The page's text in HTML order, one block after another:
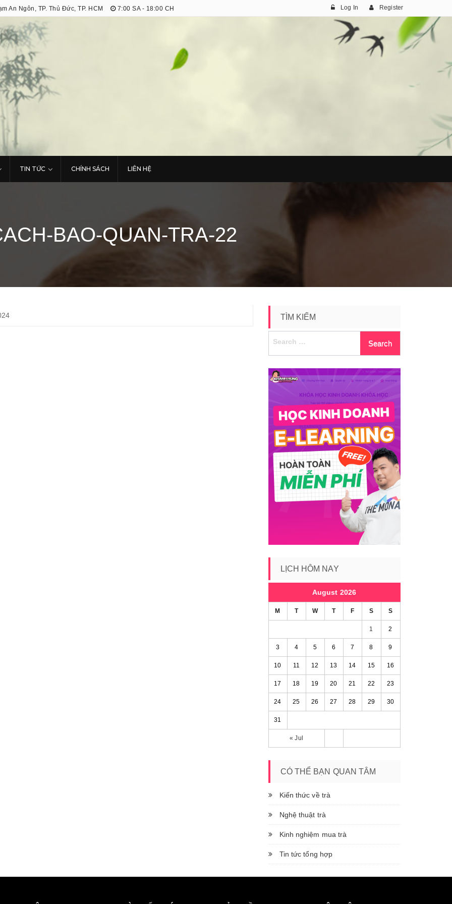
An Ngôn, TP. Thủ Đức, TP. HCM 7:00 SA - 18:00 CH Log In Register
TIN TỨC CHÍNH SÁCH LIÊN HỆ
BAO-QUAN-TRA-22
TÌM KIẾM
LỊCH HÔM NAY
August 2026
M T W T F S S
« Jul
1 2
3 4 5 6 7 8 9
10 11 12 13 14 15 16
17 18 19 20 21 22 23
24 25 26 27 28 29 30
31
CÓ THỂ BẠN QUAN TÂM
Kiến thức về trà
Nghệ thuật trà
Kinh nghiệm mua trà
Tin tức tổng hợp